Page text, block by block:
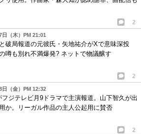
2
日（木）PM 21:01
破局報道の元彼氏・矢地祐介がXで意味深投
噂も別れ不満爆発? ネットで物議醸す
2
日（金）PM 12:32
フジテレビ月9ドラマで主演報道。山下智久が出
か。リーガル作品の主人公起用に賛否
2